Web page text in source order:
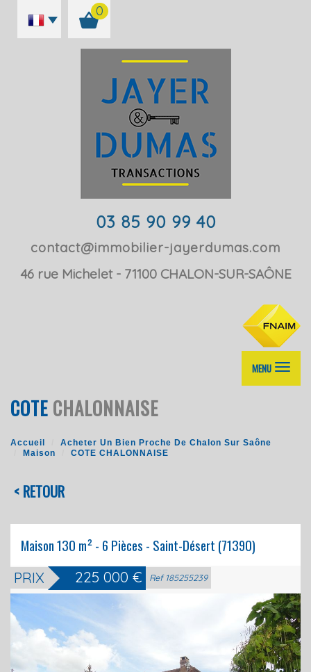
0
03 85 90 99 40
contact@immobilier-jayerdumas.com
46 rue Michelet
71100 CHALON-SUR-SAÔNE
MENU
COTE CHALONNAISE
Accueil
Acheter Un Bien Proche De Chalon Sur Saône
Maison
COTE CHALONNAISE
< RETOUR
Maison 130 m² - 6 Pièces - Saint-Désert (71390)
PRIX 225 000 € Ref 185255239
Biens vendus